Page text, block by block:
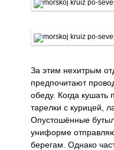
За этим нехитрым
предпочитают
обеду. Когда кушать
тарелки с курицей,
Опустошённые
униформе
берегам. Однако